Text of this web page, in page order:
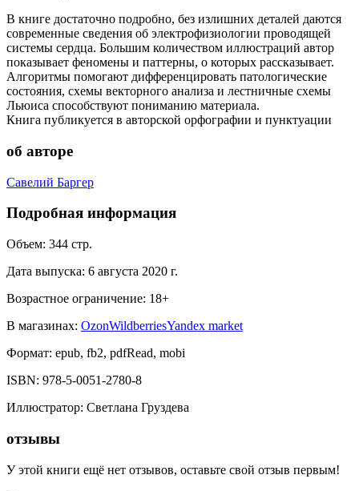
В книге достаточно подробно, без излишних деталей даются
современные сведения об электрофизиологии проводящей
системы сердца. Большим количеством иллюстраций автор
показывает феномены и паттерны, о которых рассказывает.
Алгоритмы помогают дифференцировать патологические
состояния, схемы векторного анализа и лестничные схемы
Льюиса способствуют пониманию материала.
Книга публикуется в авторской орфографии и пунктуации
об авторе
Савелий Баргер
Подробная информация
Объем: 344 стр.
Дата выпуска: 6 августа 2020 г.
Возрастное ограничение: 18+
В магазинах: OzonWildberriesYandex market
Формат: epub, fb2, pdfRead, mobi
ISBN: 978-5-0051-2780-8
Иллюстратор: Светлана Груздева
отзывы
У этой книги ещё нет отзывов, оставьте свой отзыв первым!